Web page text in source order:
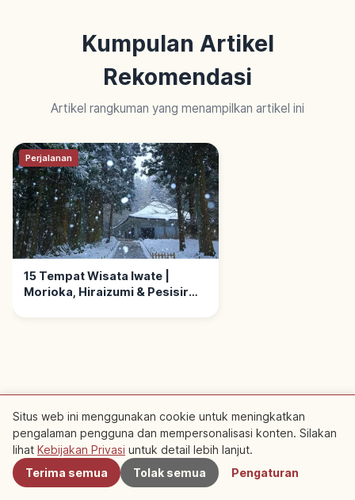
Kumpulan Artikel
Rekomendasi
Artikel rangkuman yang menampilkan artikel ini
Perjalanan
15 Tempat Wisata Iwate |
Morioka, Hiraizumi & Pesisir
Tempat Rekomendasi
Terdekat
Lihat artikel rekomendasi di sekitar area ini
Terdekat
Situs web ini menggunakan cookie untuk meningkatkan
pengalaman pengguna dan mempersonalisasi konten. Silakan
lihat Kebijakan Privasi untuk detail lebih lanjut.
Terima semua
Tolak semua Pengaturan